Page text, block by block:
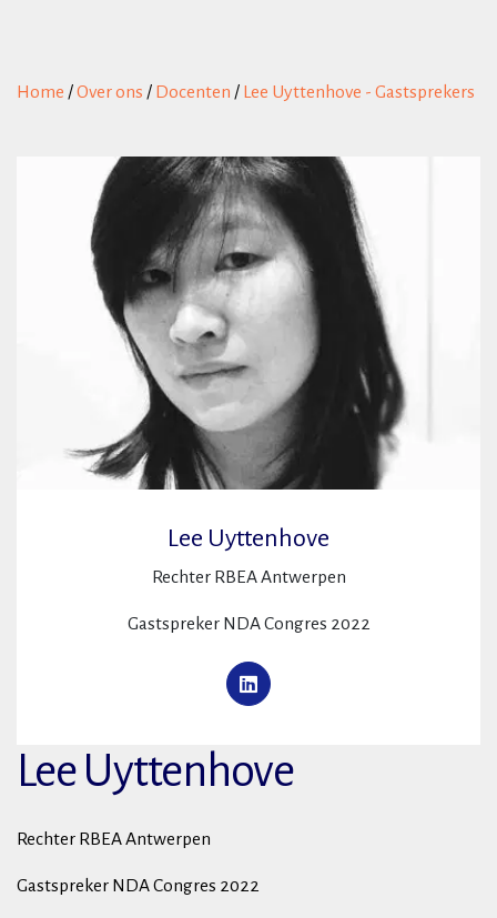
Home /Over ons / Docenten / Lee Uyttenhove - Gastsprekers
Lee Uyttenhove
Rechter RBEA Antwerpen
Gastspreker NDA Congres 2022
Lee Uyttenhove
Rechter RBEA Antwerpen
Gastspreker NDA Congres 2022